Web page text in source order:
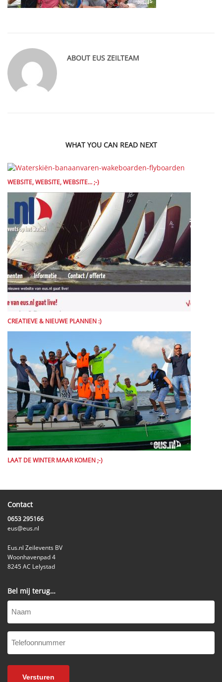
ABOUT EUS ZEILTEAM
WHAT YOU CAN READ NEXT
WEBSITE, WEBSITE, WEBSITE… ;-)
CREATIEVE & NIEUWE PLANNEN :)
LAAT DE WINTER MAAR KOMEN ;-)
Contact
0653 295166
eus@eus.nl
Eus.nl Zeilevents BV
Woonhavenpad 4
8245 AC Lelystad
Bel mij terug…
Naam
Telefoonnummer
(Vereist)